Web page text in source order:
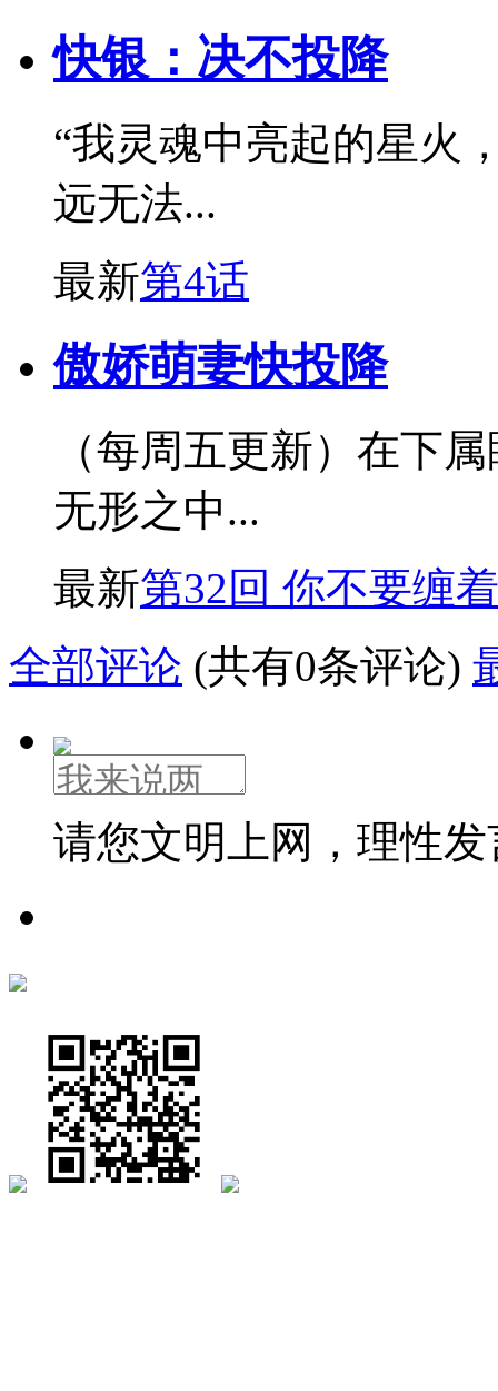
快银：决不投降
“我灵魂中亮起的星火
远无法...
最新第4话
傲娇萌妻快投降
（每周五更新）在下
无形之中...
最新第32回 你不要缠
全部评论 (共有0条评论)
请您文明上网，理性